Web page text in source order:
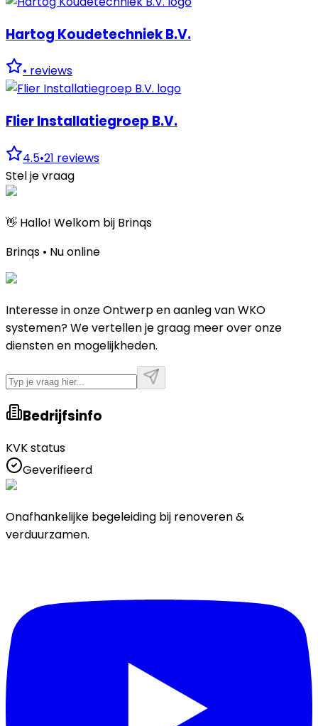
Hartog Koudetechniek B.V.
• reviews
Flier Installatiegroep B.V.
4.5•21 reviews
Stel je vraag
👋 Hallo! Welkom bij Brinqs
Brinqs • Nu online
Interesse in onze Ontwerp en aanleg van WKO
systemen? We vertellen je graag meer over onze
diensten en mogelijkheden.
Bedrijfsinfo
KVK status
Geverifieerd
Onafhankelijke begeleiding bij renoveren &
verduurzamen.